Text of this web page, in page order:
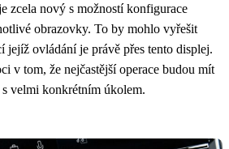
zcela nový s možností konfigurace
obrazovky. To by mohlo vyřešit
jejíž ovládání je právě přes tento displej.
v tom, že nejčastější operace budou mít
velmi konkrétním úkolem.